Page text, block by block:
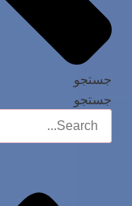
جستجو
جستجو